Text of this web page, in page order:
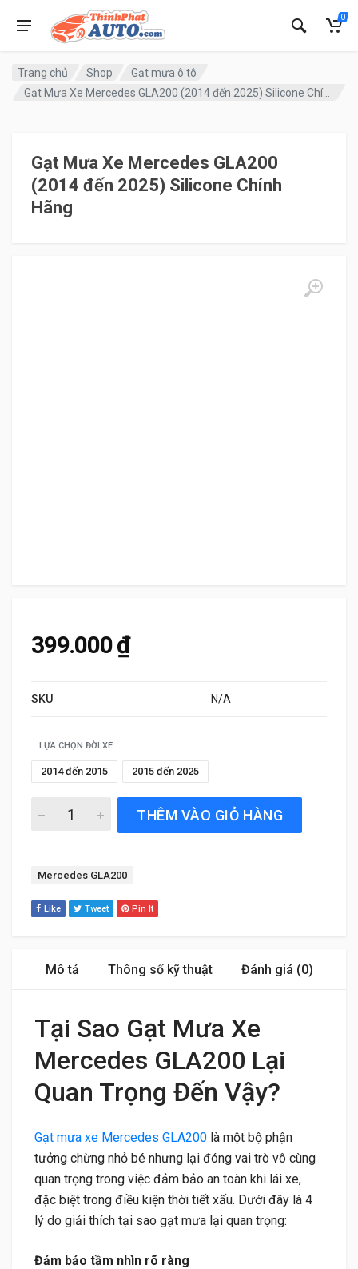
0
Trang chủ Shop
Gạt mưa ô tô
Gạt Mưa Xe Mercedes GLA200 (2014 đến 2025) Silicone Chính Hãng
Gạt Mưa Xe Mercedes GLA200
(2014 đến 2025) Silicone Chính
Hãng
399.000₫
SKU N/A
LỰA CHỌN ĐỜI XE
2014 đến 2015 2015 đến 2025
Gạt Mưa Xe Mercedes GLA200 (2014 đến 2025)
THÊM VÀO GIỎ HÀNG
Tag:
Mercedes GLA200
Like Tweet Pin It
Mô tả Thông số kỹ thuật Đánh giá (0)
Tại Sao Gạt Mưa Xe
Mercedes GLA200 Lại
Quan Trọng Đến Vậy?
Gạt mưa xe Mercedes GLA200 là một bộ phận
tưởng chừng nhỏ bé nhưng lại đóng vai trò vô cùng
quan trọng trong việc đảm bảo an toàn khi lái xe,
đặc biệt trong điều kiện thời tiết xấu. Dưới đây là 4
lý do giải thích tại sao gạt mưa lại quan trọng:
Đảm bảo tầm nhìn rõ ràng